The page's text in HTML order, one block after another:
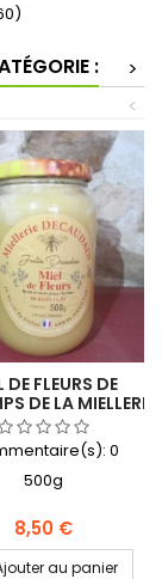
:
>
<
DE FLEURS DE
DE LA MIELLERIE
0
500g
Prix
8,50 €
au panier